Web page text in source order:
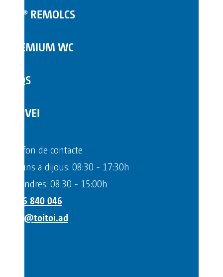
TOI® REMOLCS
PREMIUM WC
FAQS
SERVEI
Telèfon de contacte
Dilluns a dijous: 08:30 - 17:30h
Divendres: 08:30 - 15:00h
+376 840 046
info@toitoi.ad